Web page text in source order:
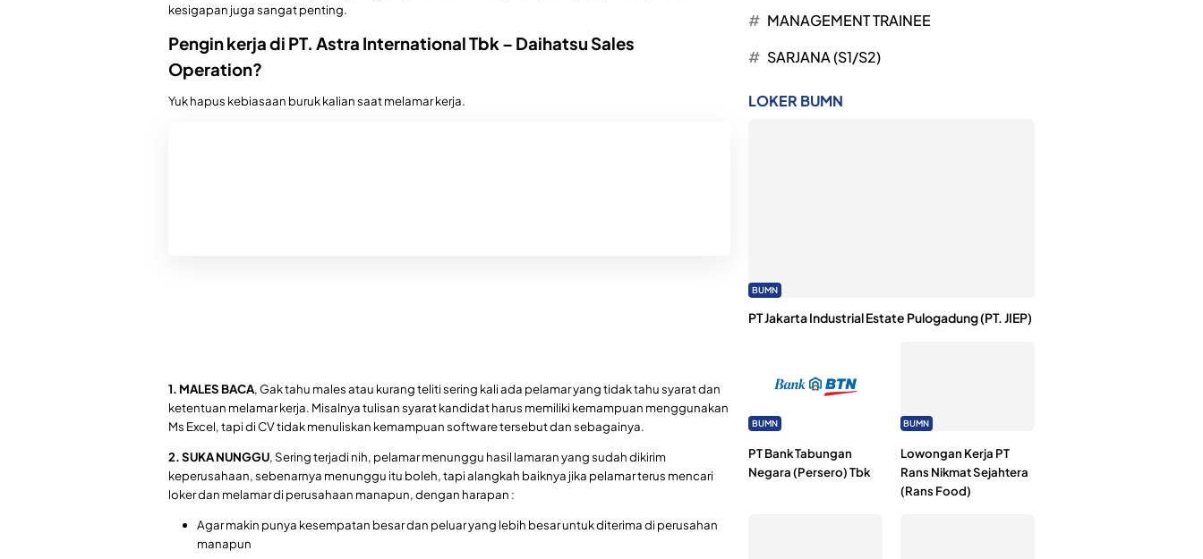
kesigapan juga sangat penting.
Pengin kerja di PT. Astra International Tbk – Daihatsu Sales
Operation?
Yuk hapus kebiasaan buruk kalian saat melamar kerja.
1. MALES BACA, Gak tahu males atau kurang teliti sering kali ada pelamar yang tidak tahu syarat dan
ketentuan melamar kerja. Misalnya tulisan syarat kandidat harus memiliki kemampuan menggunakan
Ms Excel, tapi di CV tidak menuliskan kemampuan software tersebut dan sebagainya.
2. SUKA NUNGGU, Sering terjadi nih, pelamar menunggu hasil lamaran yang sudah dikirim
keperusahaan, sebenarnya menunggu itu boleh, tapi alangkah baiknya jika pelamar terus mencari
loker dan melamar di perusahaan manapun, dengan harapan :
Agar makin punya kesempatan besar dan peluar yang lebih besar untuk diterima di perusahan
manapun
MANAGEMENT TRAINEE
SARJANA (S1/S2)
LOKER BUMN
BUMN
PT Jakarta Industrial Estate Pulogadung (PT. JIEP)
BUMN
PT Bank Tabungan
Negara (Persero) Tbk
BUMN
Lowongan Kerja PT
Rans Nikmat Sejahtera
(Rans Food)